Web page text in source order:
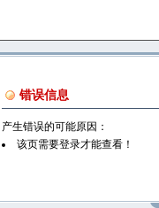
错误信息
产生错误的可能原因：
该页需要登录才能查看！